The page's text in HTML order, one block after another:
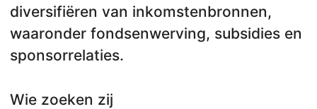
diversifiëren van inkomstenbronnen,
waaronder fondsenwerving, subsidies en
sponsorrelaties.
Wie zoeken zij